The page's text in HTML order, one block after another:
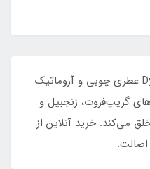
ادکلن اثر (Athar) از برند DyRoSe عطری چوبی و آروماتیک
گریپ‌فروت، زنجبیل و
می‌کند. خرید آنلاین از